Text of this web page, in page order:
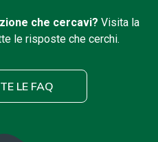
che cercavi? Visita la
le risposte che cerchi.
LE FAQ